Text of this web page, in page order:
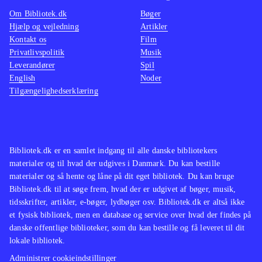
platformsbeat'm'up og Ben 10 - alien
force har også været tilbudt til
bibliotekerne
Spillet vil nok skabe mest glæde hos
fans af Ben 10 universet, da det som
platformspil er ret trivielt
Bibliotek.dk er en samlet indgang til alle danske bibliotekers
materialer og til hvad der udgives i Danmark. Du kan bestille
materialer og så hente og låne på dit eget bibliotek. Du kan bruge
Bibliotek.dk til at søge frem, hvad der er udgivet af bøger, musik,
tidsskrifter, artikler, e-bøger, lydbøger osv. Bibliotek.dk er altså ikke
et fysisk bibliotek, men en database og service over hvad der findes på
danske offentlige biblioteker, som du kan bestille og få leveret til dit
lokale bibliotek.
Administrer cookieindstillinger
Om Bibliotek.dk
Hjælp og vejledning
Kontakt os
Privatlivspolitik
Leverandører
English
Tilgængelighedserklæring
Bøger
Artikler
Film
Musik
Spil
Noder